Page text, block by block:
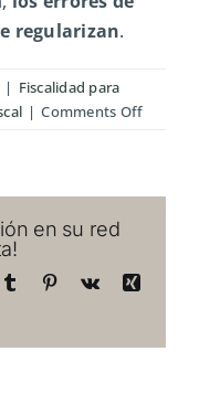
regularizan.
| Fiscalidad para
| Comments Offon
en su red
Tumblr Pinterest
Vk
Xing